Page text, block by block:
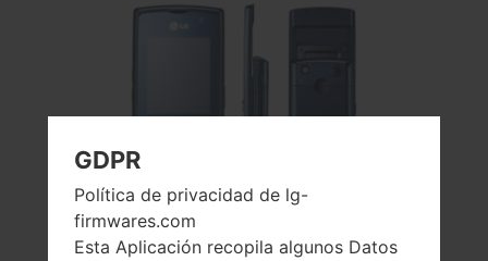
GDPR
Política de privacidad de lg-
firmwares.com
Esta Aplicación recopila algunos Datos